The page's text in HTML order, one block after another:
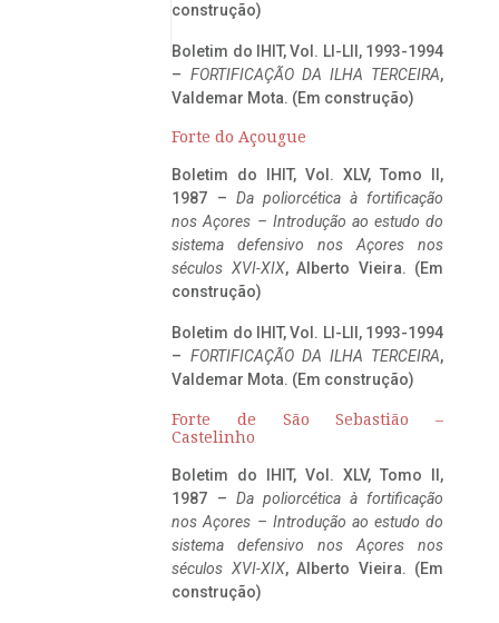
construção)
Boletim do IHIT, Vol. LI-LII, 1993-1994
– FORTIFICAÇÃO DA ILHA TERCEIRA,
Valdemar Mota. (Em construção)
Forte do Açougue
Boletim do IHIT, Vol. XLV, Tomo II,
1987 – Da poliorcética à fortificação
nos Açores – Introdução ao estudo do
sistema defensivo nos Açores nos
séculos XVI-XIX, Alberto Vieira. (Em
construção)
Boletim do IHIT, Vol. LI-LII, 1993-1994
– FORTIFICAÇÃO DA ILHA TERCEIRA,
Valdemar Mota. (Em construção)
Forte de São Sebastião –
Castelinho
Boletim do IHIT, Vol. XLV, Tomo II,
1987 – Da poliorcética à fortificação
nos Açores – Introdução ao estudo do
sistema defensivo nos Açores nos
séculos XVI-XIX, Alberto Vieira. (Em
construção)